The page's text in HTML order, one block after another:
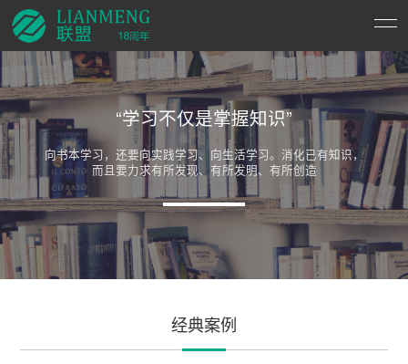
“学习不仅是掌握知识”
向书本学习，还要向实践学习、向生活学习。消化已有知识，
而且要力求有所发现、有所发明、有所创造
经典案例